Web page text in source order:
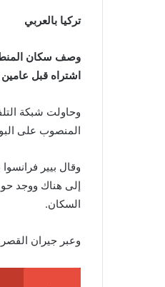
تركيا بالعربي
وصف سكان
اشتراه قبل
المنصوب على
وقال بيير
إلى هناك ووجد
السكان.
وعبر جيران القصر